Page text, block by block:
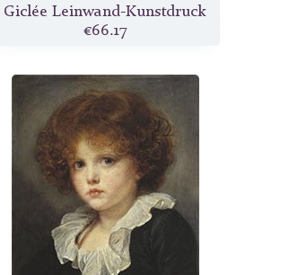
Giclée Leinwand-Kunstdruck
€66.17